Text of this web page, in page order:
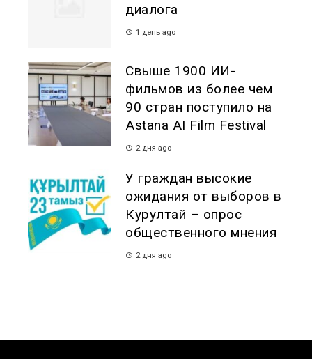
диалога
1 день ago
Свыше 1900 ИИ-
фильмов из более чем
90 стран поступило на
Astana AI Film Festival
2 дня ago
У граждан высокие
ожидания от выборов в
Курултай – опрос
общественного мнения
2 дня ago